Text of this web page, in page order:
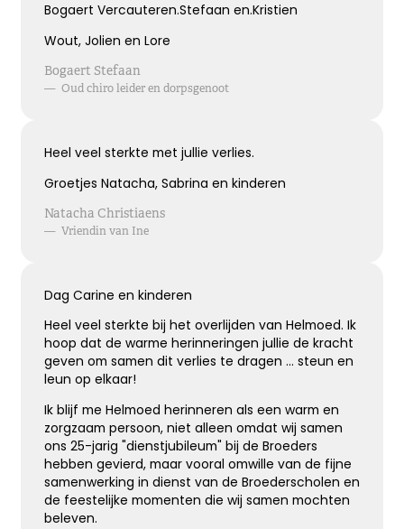
Bogaert Vercauteren.Stefaan en.Kristien
Wout, Jolien en Lore
Bogaert Stefaan
— Oud chiro leider en dorpsgenoot
Heel veel sterkte met jullie verlies.
Groetjes Natacha, Sabrina en kinderen
Natacha Christiaens
— Vriendin van Ine
Dag Carine en kinderen
Heel veel sterkte bij het overlijden van Helmoed. Ik
hoop dat de warme herinneringen jullie de kracht
geven om samen dit verlies te dragen ... steun en
leun op elkaar!
Ik blijf me Helmoed herinneren als een warm en
zorgzaam persoon, niet alleen omdat wij samen
ons 25-jarig "dienstjubileum" bij de Broeders
hebben gevierd, maar vooral omwille van de fijne
samenwerking in dienst van de Broederscholen en
de feestelijke momenten die wij samen mochten
beleven.
Kies dit gedicht
Terugdenken met sterkte
Met een glimlach en een traan
Dat het leven gewoon doorgaat
Veel sterkte gewenst ...
Het grote gemis
Hoe verdrietig
Dat diegene die zo dierbaar was
Er niet meer is
Kies dit gedicht